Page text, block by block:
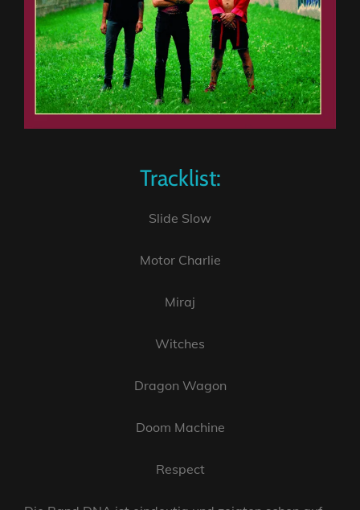
Tracklist:
Slide Slow
Motor Charlie
Miraj
Witches
Dragon Wagon
Doom Machine
Respect